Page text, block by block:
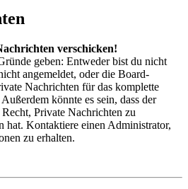
verschicken!
geben: Entweder bist du nicht
angemeldet, oder die Board-
Nachrichten für das komplette
könnte es sein, dass der
Private Nachrichten zu
hat. Kontaktiere einen Administrator,
zu erhalten.